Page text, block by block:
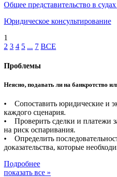
Общее представительство в
Юридическое консультирование
1
2 3 4 5 ... 7 ВСЕ
Проблемы
Неясно, подавать ли на банкротство
• Сопоставить юридические и
каждого сценария.
• Проверить сделки и платежи
на риск оспаривания.
• Определить
доказательства, которые
Подробнее
показать все »